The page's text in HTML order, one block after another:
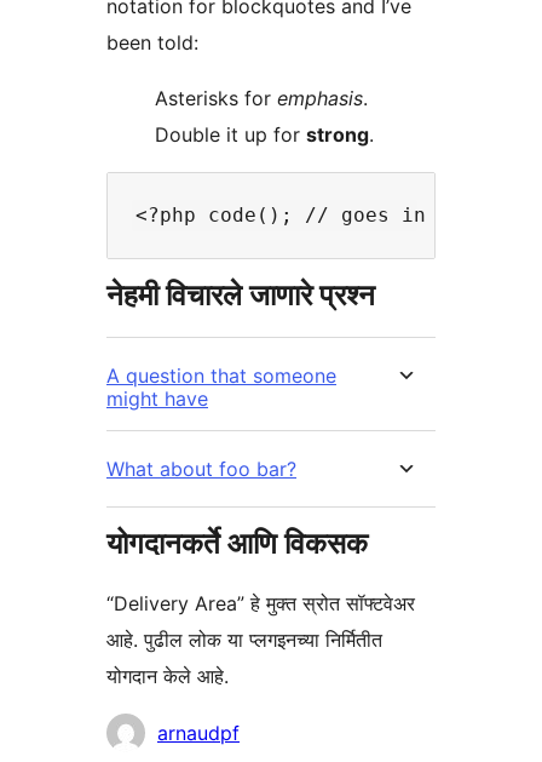
notation for blockquotes and I’ve
been told:
Asterisks for emphasis.
Double it up for strong.
नेहमी विचारले जाणारे प्रश्न
A question that someone
might have
What about foo bar?
योगदानकर्ते आणि विकसक
“Delivery Area” हे मुक्त स्रोत सॉफ्टवेअर
आहे. पुढील लोक या प्लगइनच्या निर्मितीत
योगदान केले आहे.
योगदानकर्तेarnaudpf